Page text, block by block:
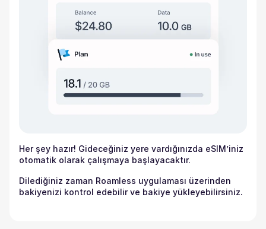
Her şey hazır! Gideceğiniz yere vardığınızda eSIM’iniz
otomatik olarak çalışmaya başlayacaktır.
Dilediğiniz zaman Roamless uygulaması üzerinden
bakiyenizi kontrol edebilir ve bakiye yükleyebilirsiniz.